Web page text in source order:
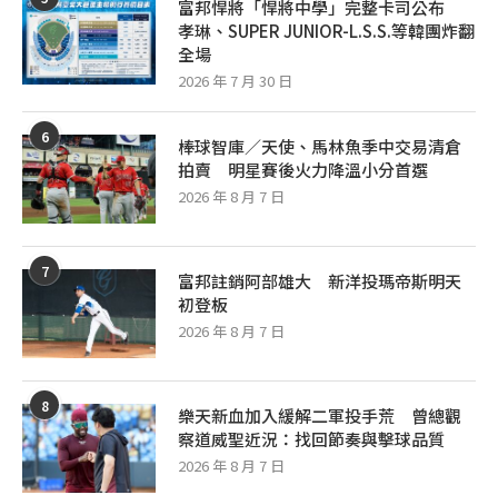
富邦悍將「悍將中學」完整卡司公布
孝琳、SUPER JUNIOR-L.S.S.等韓團炸翻
全場
2026 年 7 月 30 日
6
棒球智庫／天使、馬林魚季中交易清倉
拍賣 明星賽後火力降溫小分首選
2026 年 8 月 7 日
7
富邦註銷阿部雄大 新洋投瑪帝斯明天
初登板
2026 年 8 月 7 日
8
樂天新血加入緩解二軍投手荒 曾總觀
察道威聖近況：找回節奏與擊球品質
2026 年 8 月 7 日